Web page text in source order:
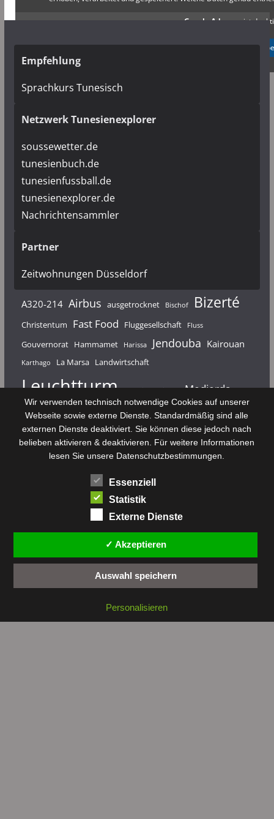
Google Adsense ist
✓ Erlauben
Empfehlung
Sprachkurs Tunesisch
Netzwerk Tunesienexplorer
soussewetter.de
tunesienbuch.de
tunesienfussball.de
tunesienexplorer.de
Nachrichtensammler
Partner
Zeitwohnungen Düsseldorf
A320-214 Airbus ausgetrocknet Bischof Bizerté
Christentum Fast Food Fluggesellschaft Fluss
Gouvernorat Hammamet Harissa Jendouba Kairouan
Karthago La Marsa Landwirtschaft
Leuchtturm Mahdia Majerda Medjerda
Monastir Médenine Nabeul Nouvelair Punier
Rundfunk Römer Salzsee Sebkha
Sfax Sidi Bou Said Souk El Arba Sousse
Stadt Tabarka Telekommunikation
Zaghouan
Wir verwenden technisch notwendige Cookies auf unserer
Webseite sowie externe Dienste. Standardmäßig sind alle
externen Dienste deaktiviert. Sie können diese jedoch nach
belieben aktivieren & deaktivieren. Für weitere Informationen
lesen Sie unsere Datenschutzbestimmungen.
Essenziell
Statistik
Externe Dienste
✓ Akzeptieren
Auswahl speichern
Personalisieren